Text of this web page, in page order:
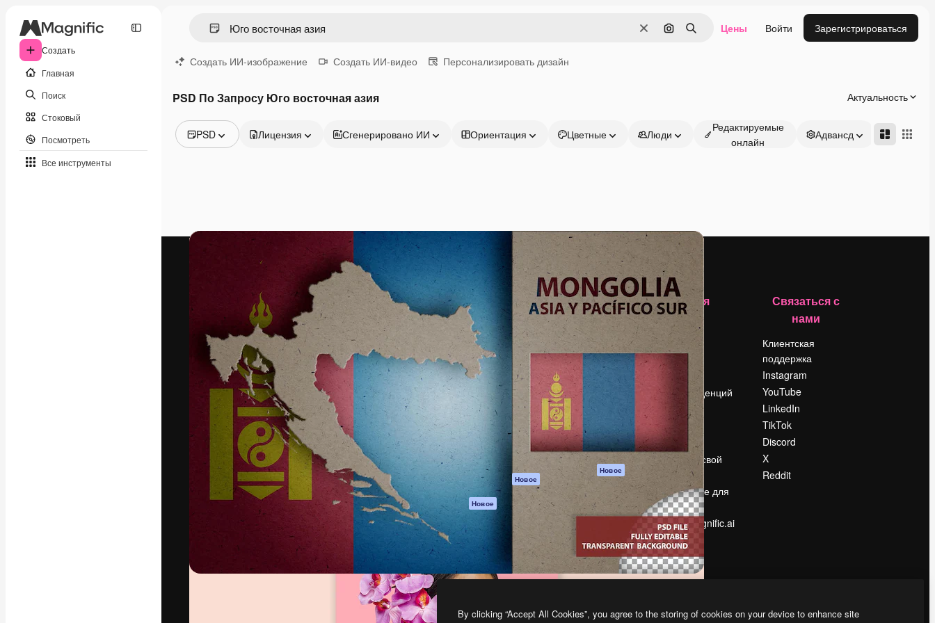
Создать
Главная
Поиск
Стоковый
Посмотреть
Все инструменты
ОчиститьПоиск по изображению
Поиск Цены Войти Зарегистрироваться
Создать ИИ-изображение Создать ИИ-видео Персонализировать дизайн
PSD По Запросу Юго восточная азия Актуальность
PSD
Видео
Видеоролик
Шрифты
Лицензия Сгенерировано ИИ Ориентация Цветные Люди
Редактируемые
онлайн
Адвансд
Креативная платформа для создания
ваших лучших работ. Более 1 миллиона
подписчиков среди креаторов,
предприятий, агентств и студий.
Pусский
Продукция
Spaces
ИИ-помощник
Генератор
изображений ИИ
Генератор видео
Генератор голоса
на основе ИИ
Стоковый контент
MCP для
Claude/ChatGPT
Новое
Агенты Новое
Мобильное
приложение
Все инструменты
Magnific
Начать
Academy
Документация по
Пакету ИИ
Служба
поддержки
Условия и
положения
Политика
конфиденциальности
Оригиналы
Новое
Политика файлов
cookie
Центр доверия
Партнеры
Предприятие
Компания
Цены
О нас
Reviews
Поиск тенденций
События
Slidesgo
Продайте свой
контент
Помещение для
прессы
Ищете magnific.ai
Связаться с
нами
Клиентская
поддержка
Instagram
YouTube
LinkedIn
TikTok
Discord
X
Reddit
By clicking “Accept All Cookies”, you agree to the storing of cookies on your device to enhance site